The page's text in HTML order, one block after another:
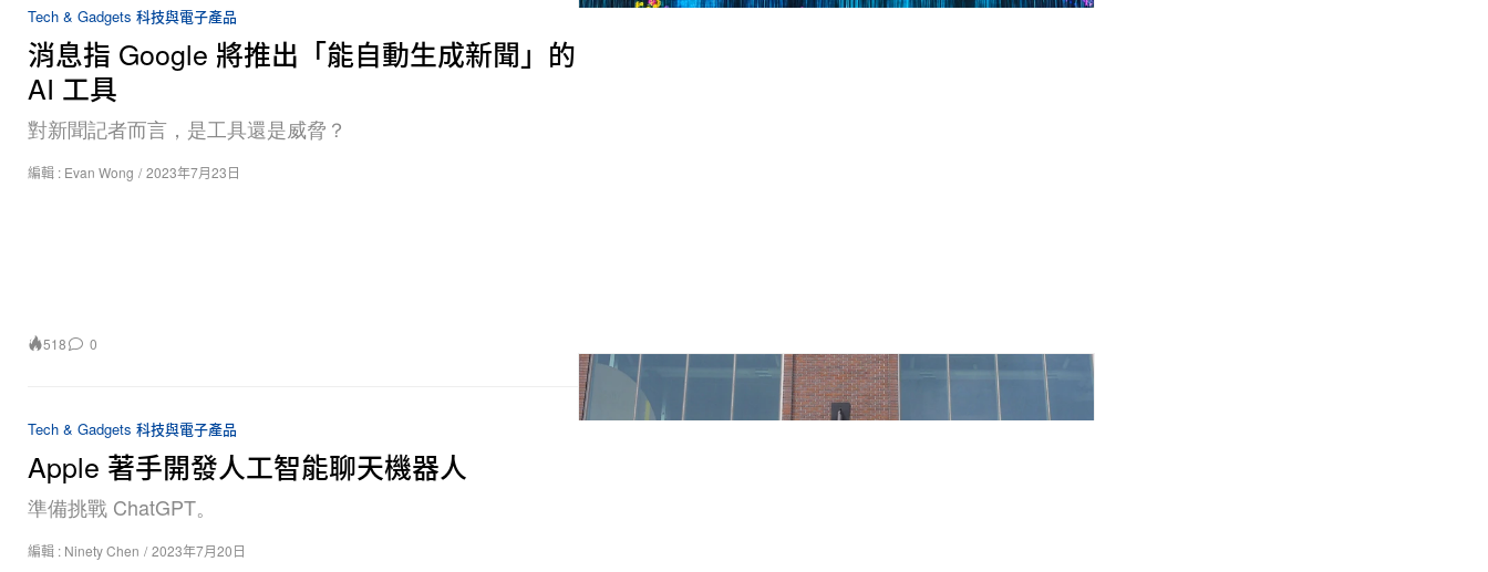
Tech & Gadgets 科技與電子產品
消息指 Google 將推出「能自動生成新聞」的
AI 工具
對新聞記者而言，是工具還是威脅？
編輯 : Evan Wong / 2023年7月23日
518 0
Tech & Gadgets 科技與電子產品
Apple 著手開發人工智能聊天機器人
準備挑戰 ChatGPT。
編輯 : Ninety Chen / 2023年7月20日